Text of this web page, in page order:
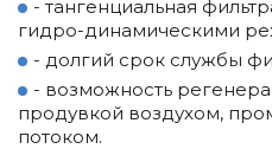
- тангенциальная
гидро-динамическими
- долгий срок службы
- возможность
продувкой воздухом,
потоком.